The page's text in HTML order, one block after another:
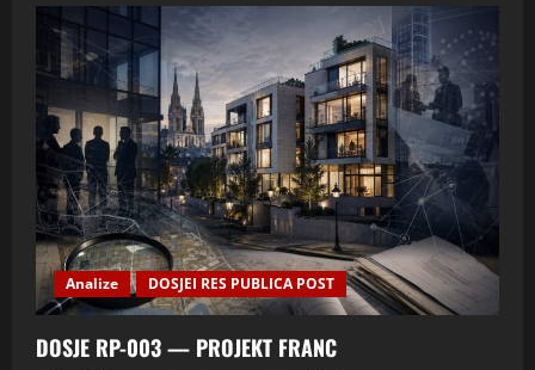
Analize DOSJEI RES PUBLICA POST
DOSJE RP-003 — PROJEKT FRANC